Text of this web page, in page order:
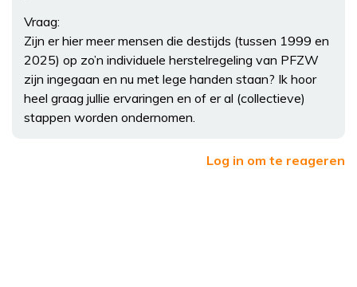
Vraag:
Zijn er hier meer mensen die destijds (tussen 1999 en
2025) op zo’n individuele herstelregeling van PFZW
zijn ingegaan en nu met lege handen staan? Ik hoor
heel graag jullie ervaringen en of er al (collectieve)
stappen worden ondernomen.
Log in om te reageren